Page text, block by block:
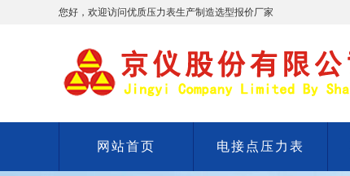
您好，欢迎访问优质压力表生产制造选型报价厂家
网站首页 电接点压力表